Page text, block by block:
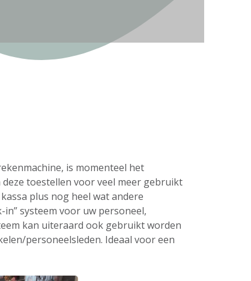
is momenteel het
toestellen voor veel meer gebruikt
plus nog heel wat andere
systeem voor uw personeel,
kan uiteraard ook gebruikt worden
personeelsleden. Ideaal voor een